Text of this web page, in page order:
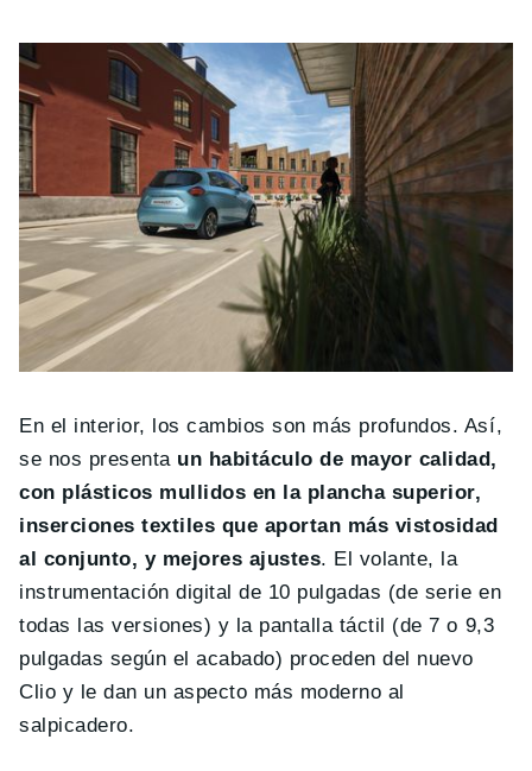
En el interior, los cambios son más profundos. Así,
se nos presenta un habitáculo de mayor calidad,
con plásticos mullidos en la plancha superior,
inserciones textiles que aportan más vistosidad
al conjunto, y mejores ajustes. El volante, la
instrumentación digital de 10 pulgadas (de serie en
todas las versiones) y la pantalla táctil (de 7 o 9,3
pulgadas según el acabado) proceden del nuevo
Clio y le dan un aspecto más moderno al
salpicadero.